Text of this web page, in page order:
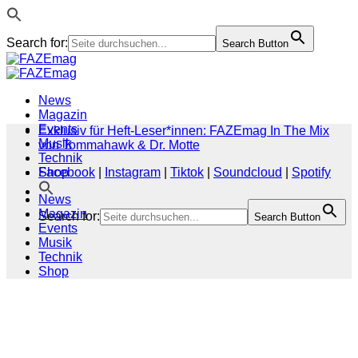
Search for: Search Button
Zum
Inhalt
News
Magazin
Events
Musik
Technik
Shop
Search for: Search Button
Exklusiv für Heft-Leser*innen: FAZEmag In The Mix
von Tommahawk & Dr. Motte
Facebook
Instagram Tiktok Soundcloud
Spotify
News
Magazin
Events
Musik
Technik
Shop